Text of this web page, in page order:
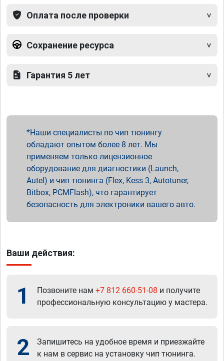
Оплата после проверки
Сохранение ресурса
Гарантия 5 лет
Наши специалисты по чип тюнингу
обладают опытом более 8 лет. Мы
применяем только лицензионное
оборудование для диагностики (Launch,
Autel) и чип тюнинга (Flex, Kess 3, Autotuner,
Bitbox, PCMFlash), что гарантирует
безопасность для электроники вашего авто.
Ваши действия:
1 Позвоните нам +7 812 660-51-08 и получите
профессиональную консультацию у мастера.
2
Запишитесь на удобное время и приезжайте
к нам в сервис на установку чип тюнинга.